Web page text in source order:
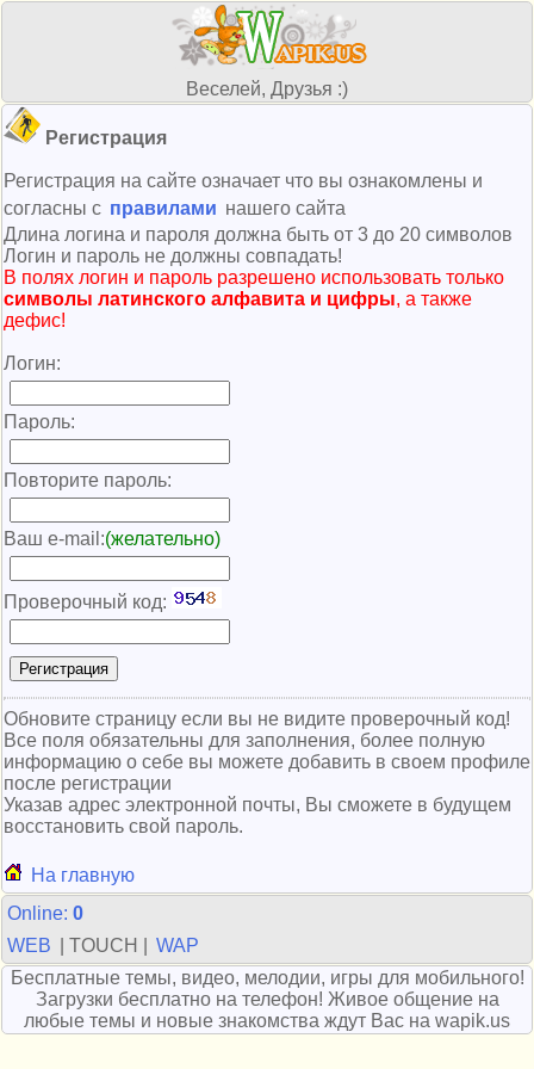
Веселей, Друзья :)
Регистрация
Регистрация на сайте означает что вы ознакомлены и
согласны с правилами нашего сайта
Длина логина и пароля должна быть от 3 до 20 символов
Логин и пароль не должны совпадать!
В полях логин и пароль разрешено использовать только
символы латинского алфавита и цифры, а также
дефис!
Логин:
Пароль:
Повторите пароль:
Ваш e-mail:(желательно)
Проверочный код:
Обновите страницу если вы не видите проверочный код!
Все поля обязательны для заполнения, более полную
информацию о себе вы можете добавить в своем профиле
после регистрации
Указав адрес электронной почты, Вы сможете в будущем
восстановить свой пароль.
На главную
Online: 0
WEB
| TOUCH |
WAP
Бесплатные темы, видео, мелодии, игры для мобильного!
Загрузки бесплатно на телефон! Живое общение на
любые темы и новые знакомства ждут Вас на wapik.us